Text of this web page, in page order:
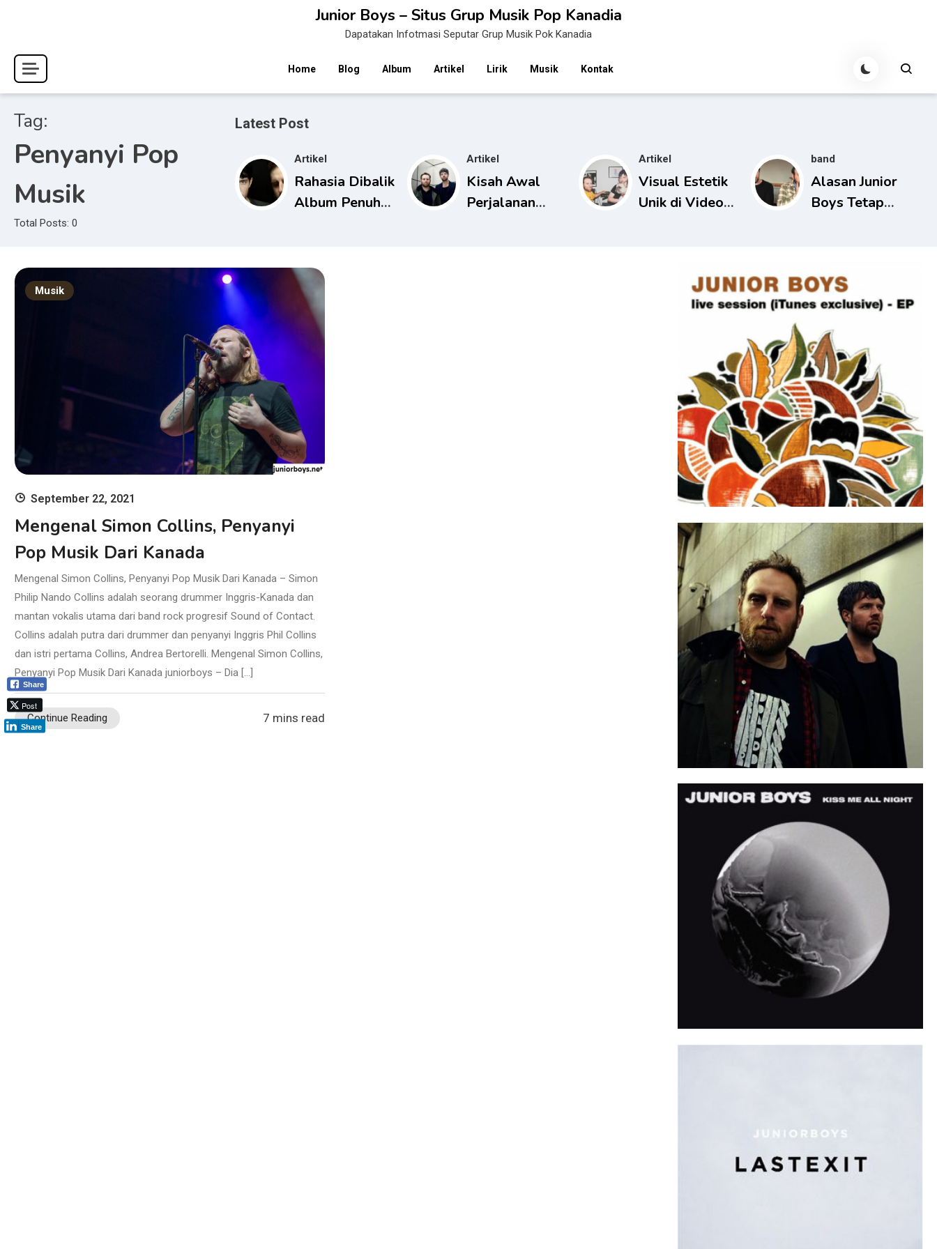
Junior Boys – Situs Grup Musik Pop Kanadia
Dapatakan Infotmasi Seputar Grup Musik Pok Kanadia
Home Blog Album Artikel Lirik Musik Kontak
Tag:
Penyanyi Pop
Musik
Total Posts: 0
Latest Post
Artikel
Rahasia Dibalik
Album Penuh
Boys
Artikel
Kisah Awal
Perjalanan
Artikel
Visual Estetik
Unik di Video
band
Alasan Junior
Boys Tetap
Musik
September 22, 2021
Mengenal Simon Collins, Penyanyi
Pop Musik Dari Kanada
Mengenal Simon Collins, Penyanyi Pop Musik Dari Kanada – Simon
Philip Nando Collins adalah seorang drummer Inggris-Kanada dan
mantan vokalis utama dari band rock progresif Sound of Contact.
Collins adalah putra dari drummer dan penyanyi Inggris Phil Collins
dan istri pertama Collins, Andrea Bertorelli. Mengenal Simon Collins,
Penyanyi Pop Musik Dari Kanada juniorboys – Dia […]
Continue Reading 7 mins read
Share
Post
Share